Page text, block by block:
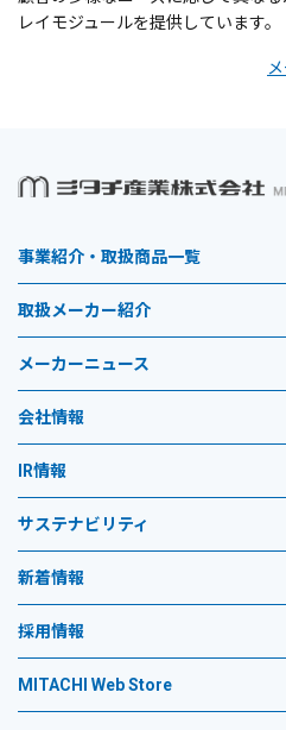
レイモジュールを提供しています。
事業紹介・取扱商品一覧
取扱メーカー紹介
メーカーニュース
会社情報
IR情報
サステナビリティ
新着情報
採用情報
MITACHI Web Store